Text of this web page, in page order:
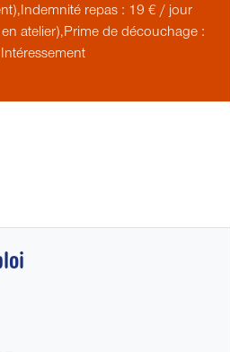
repas : 19 € / jour
atelier),Prime de découchage :